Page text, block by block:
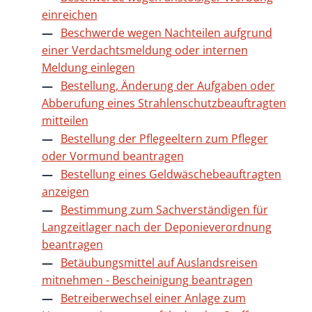
einreichen
Beschwerde wegen Nachteilen aufgrund
einer Verdachtsmeldung oder internen
Meldung einlegen
Bestellung, Änderung der Aufgaben oder
Abberufung eines Strahlenschutzbeauftragten
mitteilen
Bestellung der Pflegeeltern zum Pfleger
oder Vormund beantragen
Bestellung eines Geldwäschebeauftragten
anzeigen
Bestimmung zum Sachverständigen für
Langzeitlager nach der Deponieverordnung
beantragen
Betäubungsmittel auf Auslandsreisen
mitnehmen - Bescheinigung beantragen
Betreiberwechsel einer Anlage zum